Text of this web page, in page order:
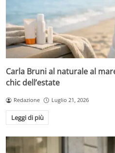
Carla Bruni al naturale al
chic dell’estate
Redazione Luglio 21, 2026
Leggi di più